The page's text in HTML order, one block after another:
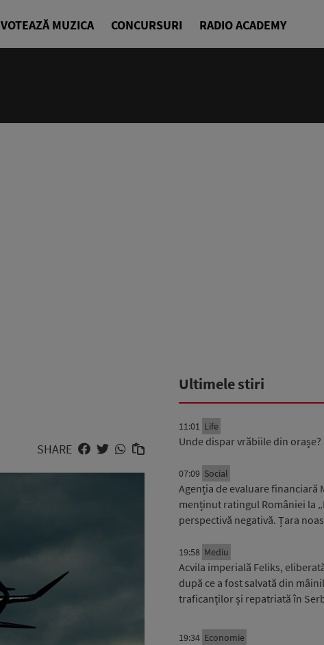
VOTEAZĂ MUZICA CONCURSURI RADIO ACADEMY
SHARE
Ultimele stiri
11:01 Life
Unde dispar vrăbiile din orașe?
07:09 Social
Agenția de evaluare financiară
menținut ratingul României la
perspectivă negativă. Țara
19:58 Mediu
Acvila imperială Feliks,
după ce a fost salvată din
traficanților și repatriată în
19:34 Economie